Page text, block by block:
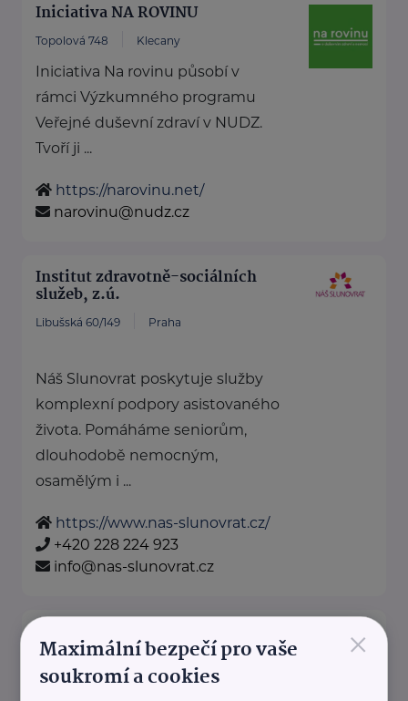
Iniciativa NA ROVINU
Topolová 748 Klecany
Iniciativa Na rovinu působí v
rámci Výzkumného programu
Veřejné duševní zdraví v NUDZ.
Tvoří ji ...
https://narovinu.net/
narovinu@nudz.cz
Institut zdravotně-sociálních
služeb, z.ú.
Libušská 60/149 Praha
Náš Slunovrat poskytuje služby
komplexní podpory asistovaného
života. Pomáháme seniorům,
dlouhodobě nemocným,
osamělým i ...
https://www.nas-slunovrat.cz/
+420 228 224 923
info@nas-slunovrat.cz
Karlínské náměstí 238/6 Praha 8 - Karlín ×
Maximální bezpečí pro vaše
soukromí a cookies